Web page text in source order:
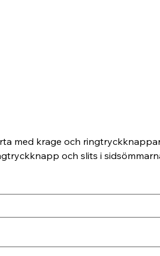
med krage och
och slits i